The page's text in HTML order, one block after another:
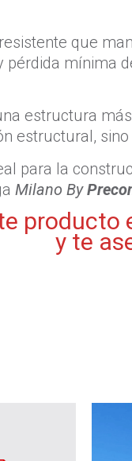
que
mínima
estructura
estructural,
para la
Milano By
y te